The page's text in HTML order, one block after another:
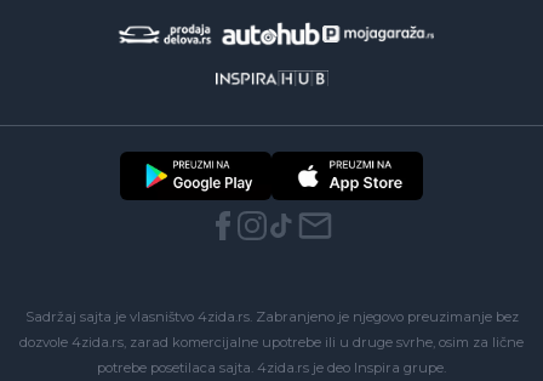
Sadržaj sajta je vlasništvo 4zida.rs. Zabranjeno je njegovo preuzimanje bez
dozvole 4zida.rs, zarad komercijalne upotrebe ili u druge svrhe, osim za lične
potrebe posetilaca sajta. 4zida.rs je deo Inspira grupe.